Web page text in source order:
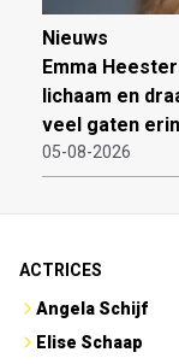
Nieuws
Emma
lichaam en
veel gaten erin
05-08-2026
ACTRICES
Angela Schijf
Elise Schaap